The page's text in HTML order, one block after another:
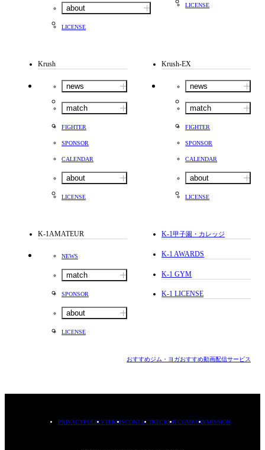
about
LICENSE
LICENSE
Krush
news
match
FIGHTER
SPONSOR
CALENDAR
about
LICENSE
Krush-EX
news
match
FIGHTER
SPONSOR
CALENDAR
about
LICENSE
K-1AMATEUR
NEWS
match
SPONSOR
about
LICENSE
K-1甲子園・カレッジ
K-1 AWARDS
K-1 GYM
K-1 LICENSE
おすすめジム・ヨガおすすめ動画配信サービス
PRIVACYPOLICYTERMSCONTACTRECRUITCOMPANYMISSION